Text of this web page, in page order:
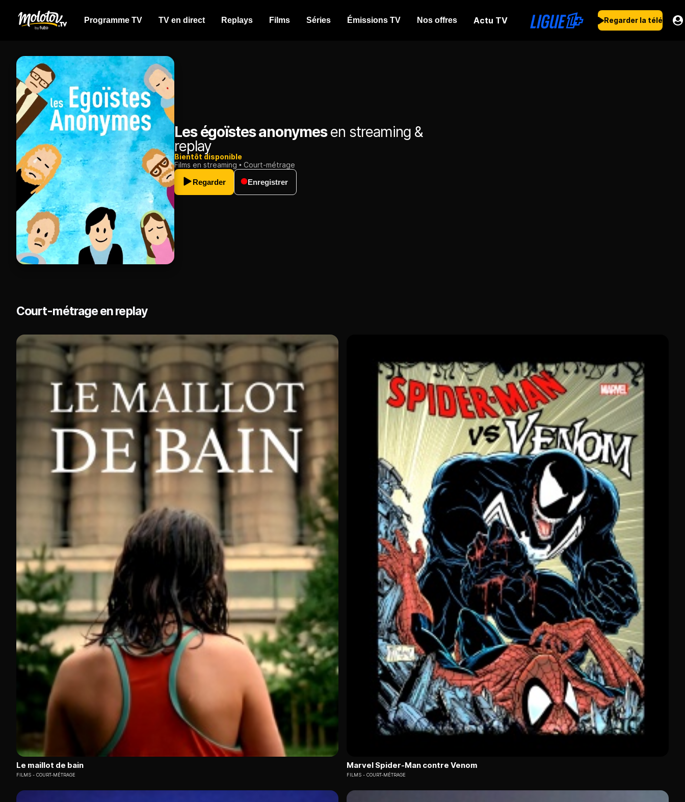
Programme TV TV en direct Replays Films Séries Émissions TV Nos offres Actu TV Regarder la télé
Les égoïstes anonymesen streaming &
replay
Bientôt disponible
Films en streaming
Court-métrage
Regarder
Enregistrer
Court-métrage en replay
Le maillot de bain
FILMS COURT-MÉTRAGE
Marvel Spider-Man contre Venom
FILMS COURT-MÉTRAGE